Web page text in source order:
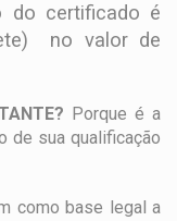
do certificado é
no valor de
Porque é a
de sua qualificação
como base legal a